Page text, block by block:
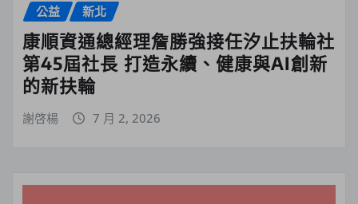
公益 新北
康順資通總經理詹勝強接任汐止扶輪社
第45屆社長 打造永續、健康與AI創新
的新扶輪
謝啓楊 7 月 2, 2026